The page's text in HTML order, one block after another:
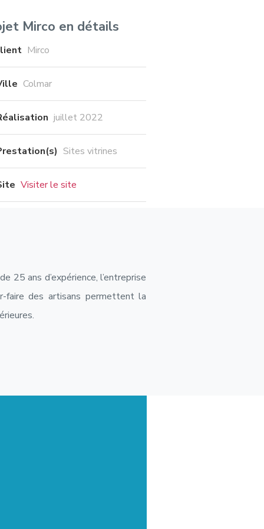
Mirco en détails
Mirco
Colmar
juillet 2022
Sites vitrines
Visiter le site
25 ans d’expérience, l’entreprise
faire des artisans permettent la